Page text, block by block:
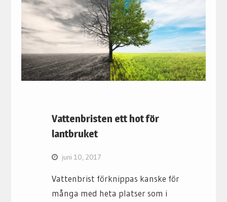
Vattenbristen ett hot för
lantbruket
juni 10, 2017
Vattenbrist förknippas kanske för
många med heta platser som i